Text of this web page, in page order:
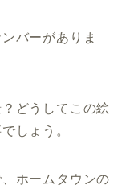
バーがありま
どうしてこの絵
しょう。
ホームタウンの